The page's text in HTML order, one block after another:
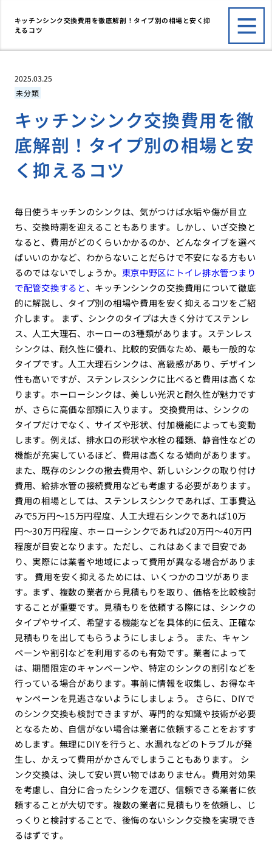
キッチンシンク交換費用を徹底解剖！タイプ別の相場と安く抑
えるコツ
2025.03.25
未分類
キッチンシンク交換費用を徹
底解剖！タイプ別の相場と安
く抑えるコツ
毎日使うキッチンのシンクは、気がつけば水垢や傷が目立
ち、交換時期を迎えることもあります。しかし、いざ交換と
なると、費用がどのくらいかかるのか、どんなタイプを選べ
ばいいのかなど、わからないことだらけで不安になる方もい
るのではないでしょうか。 東京中野区にトイレ排水管つまり
で配管交換すると、キッチンシンクの交換費用について徹底
的に解説し、タイプ別の相場や費用を安く抑えるコツをご紹
介します。 まず、シンクのタイプは大きく分けてステンレ
ス、人工大理石、ホーローの3種類があります。ステンレス
シンクは、耐久性に優れ、比較的安価なため、最も一般的な
タイプです。人工大理石シンクは、高級感があり、デザイン
性も高いですが、ステンレスシンクに比べると費用は高くな
ります。ホーローシンクは、美しい光沢と耐久性が魅力です
が、さらに高価な部類に入ります。 交換費用は、シンクの
タイプだけでなく、サイズや形状、付加機能によっても変動
します。例えば、排水口の形状や水栓の種類、静音性などの
機能が充実しているほど、費用は高くなる傾向があります。
また、既存のシンクの撤去費用や、新しいシンクの取り付け
費用、給排水管の接続費用なども考慮する必要があります。
費用の相場としては、ステンレスシンクであれば、工事費込
みで5万円〜15万円程度、人工大理石シンクであれば10万
円〜30万円程度、ホーローシンクであれば20万円〜40万円
程度が目安となります。ただし、これはあくまで目安であ
り、実際には業者や地域によって費用が異なる場合がありま
す。 費用を安く抑えるためには、いくつかのコツがありま
す。まず、複数の業者から見積もりを取り、価格を比較検討
することが重要です。見積もりを依頼する際には、シンクの
タイプやサイズ、希望する機能などを具体的に伝え、正確な
見積もりを出してもらうようにしましょう。 また、キャン
ペーンや割引などを利用するのも有効です。業者によって
は、期間限定のキャンペーンや、特定のシンクの割引などを
行っている場合があります。事前に情報を収集し、お得なキ
ャンペーンを見逃さないようにしましょう。 さらに、DIYで
のシンク交換も検討できますが、専門的な知識や技術が必要
となるため、自信がない場合は業者に依頼することをおすす
めします。無理にDIYを行うと、水漏れなどのトラブルが発
生し、かえって費用がかさんでしまうこともあります。 シ
ンク交換は、決して安い買い物ではありません。費用対効果
を考慮し、自分に合ったシンクを選び、信頼できる業者に依
頼することが大切です。複数の業者に見積もりを依頼し、じ
っくりと検討することで、後悔のないシンク交換を実現でき
るはずです。